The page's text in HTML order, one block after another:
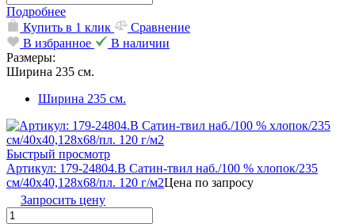
Подробнее
Купить в 1 клик
Сравнение
В избранное
В наличии
Размеры:
Ширина 235 см.
Ширина 235 см.
Быстрый просмотр
Артикул: 179-24804.В Сатин-твил наб./100 % хлопок/235
см/40х40,128х68/пл. 120 г/м2Цена по запросу
Запросить цену